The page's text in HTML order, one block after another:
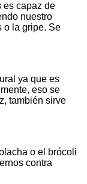
es capaz de
nuestro
o la gripe. Se
ya que es
eso se
también sirve
o el brócoli
contra